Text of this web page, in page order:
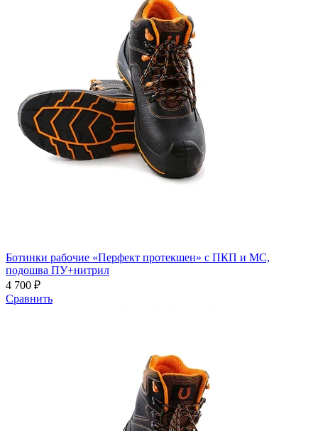
Ботинки рабочие «Перфект протекшен» с ПКП и МС,
подошва ПУ+нитрил
4 700 ₽
Сравнить